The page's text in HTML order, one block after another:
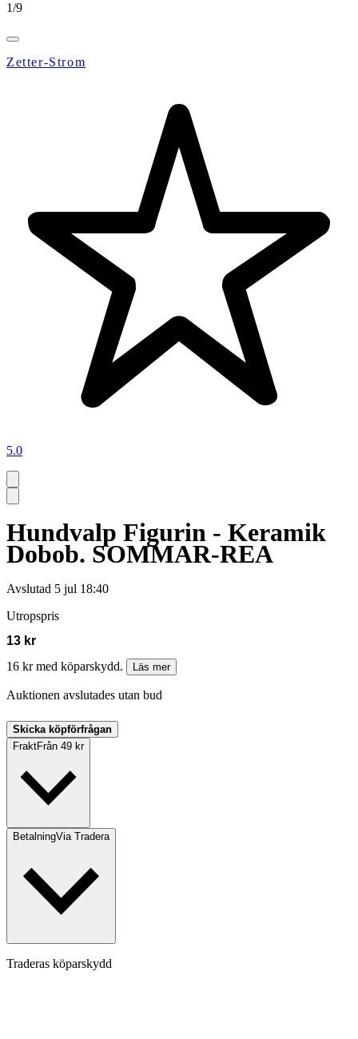
1/9
Zetter-Strom
5.0
Hundvalp Figurin - Keramik
Dobob. SOMMAR-REA
Avslutad 5 jul 18:40
Utropspris
13 kr
16 kr med köparskydd.
Läs mer
Auktionen avslutades utan bud
Skicka köpförfrågan
FraktFrån 49 kr
BetalningVia Tradera
Traderas köparskydd